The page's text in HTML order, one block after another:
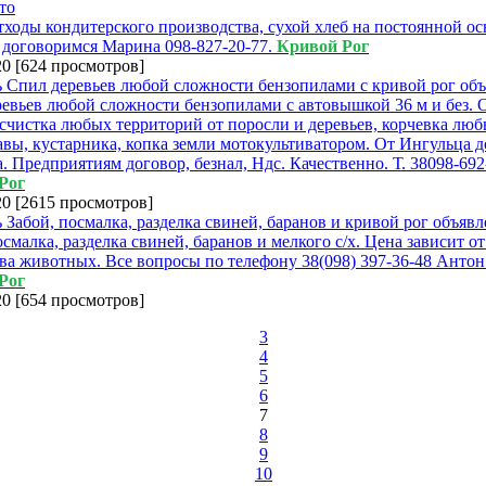
кондитерского производства, сухой хлеб на постоянной
Марина 098-827-20-77. Кривой Рог
[624 просмотров]
любой сложности бензопилами с автовышкой 36 м и без.
любых территорий от поросли и деревьев, корчевка
кустарника, копка земли мотокультиватором. От Ингульца
договор, безнал, Ндс. Качественно. Т. 38098-
[2615 просмотров]
разделка свиней, баранов и мелкого с/х. Цена зависит
животных. Все вопросы по телефону 38(098) 397-36-48
[654 просмотров]
3
4
5
6
7
8
9
10